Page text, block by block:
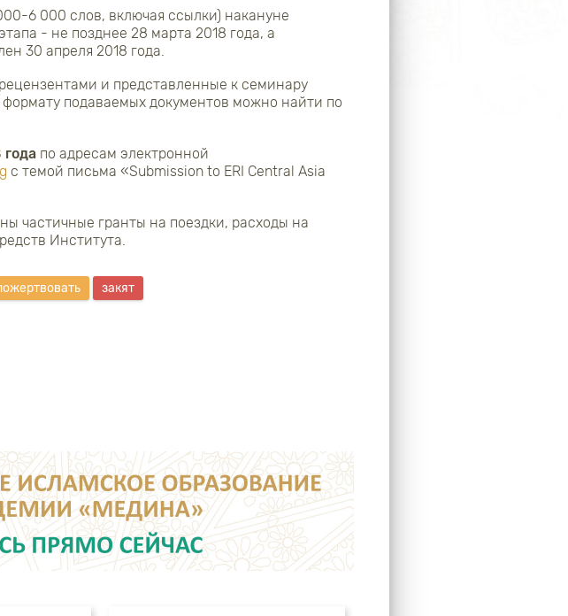
6 000 слов, включая ссылки) накануне
- не позднее 28 марта 2018 года, а
30 апреля 2018 года.
и представленные к семинару
подаваемых документов можно найти по
по адресам электронной
с темой письма «Submission to ERI Central Asia
частичные гранты на поездки, расходы на
Института.
закят